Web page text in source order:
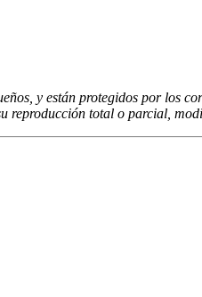
y están protegidos por los
reproducción total o parcial,